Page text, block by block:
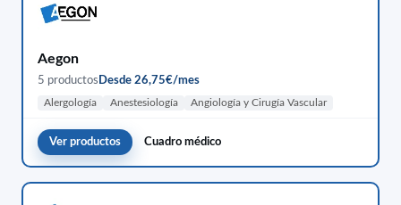
Aegon
5 productos Desde 26,75€/mes
Alergología Anestesiología Angiología y Cirugía Vascular
Ver productos Cuadro médico